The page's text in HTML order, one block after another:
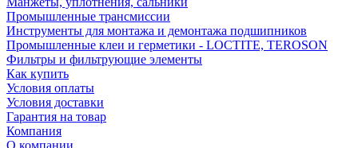
Промышленные трансмиссии
Инструменты для монтажа и демонтажа подшипников
Промышленные клеи и герметики - LOCTITE, TEROSON
Фильтры и фильтрующие элементы
Как купить
Условия оплаты
Условия доставки
Гарантия на товар
Компания
О компании